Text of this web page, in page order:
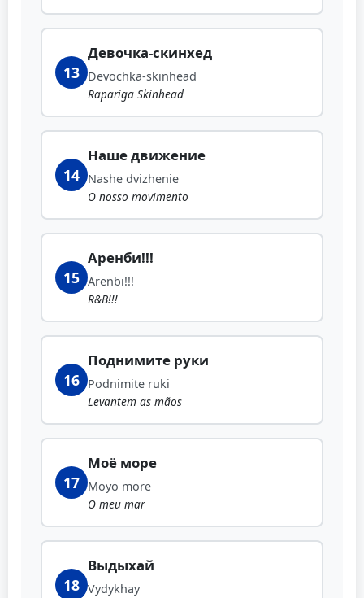
13
Девочка-скинхед
Devochka-skinhead
Rapariga Skinhead
14
Наше движение
Nashe dvizhenie
O nosso movimento
15
Аренби!!!
Arenbi!!!
R&B!!!
16
Поднимите руки
Podnimite ruki
Levantem as mãos
17
Моё море
Moyo more
O meu mar
18
Выдыхай
Vydykhay